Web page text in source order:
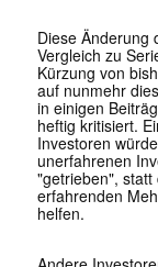
Diese Änderung
Vergleich zu
Kürzung von
auf nunmehr
in einigen
heftig kritisiert.
Investoren
unerfahrenen
"getrieben",
erfahrenden
helfen.